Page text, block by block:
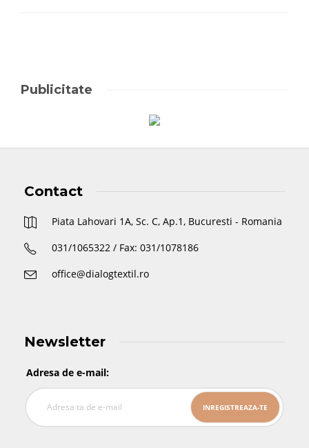
Publicitate
Contact
Piata Lahovari 1A, Sc. C, Ap.1, Bucuresti - Romania
031/1065322 / Fax: 031/1078186
office@dialogtextil.ro
Newsletter
Adresa de e-mail: